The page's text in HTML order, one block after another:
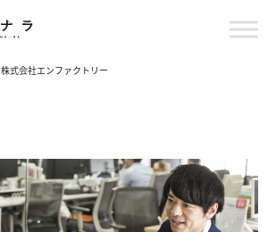
株式会社エンファクトリー